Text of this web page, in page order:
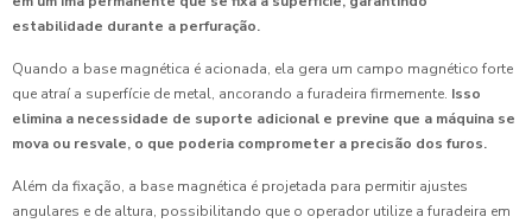
estabilidade durante a perfuração.
Quando a base magnética é acionada, ela gera um campo magnético forte
que atraí a superfície de metal, ancorando a furadeira firmemente. Isso
elimina a necessidade de suporte adicional e previne que a máquina se
mova ou resvale, o que poderia comprometer a precisão dos furos.
Além da fixação, a base magnética é projetada para permitir ajustes
angulares e de altura, possibilitando que o operador utilize a furadeira em